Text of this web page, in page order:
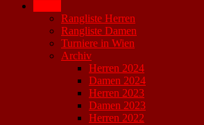
Rangliste Herren
Rangliste Damen
Turniere in Wien
Archiv
Herren 2024
Damen 2024
Herren 2023
Damen 2023
Herren 2022